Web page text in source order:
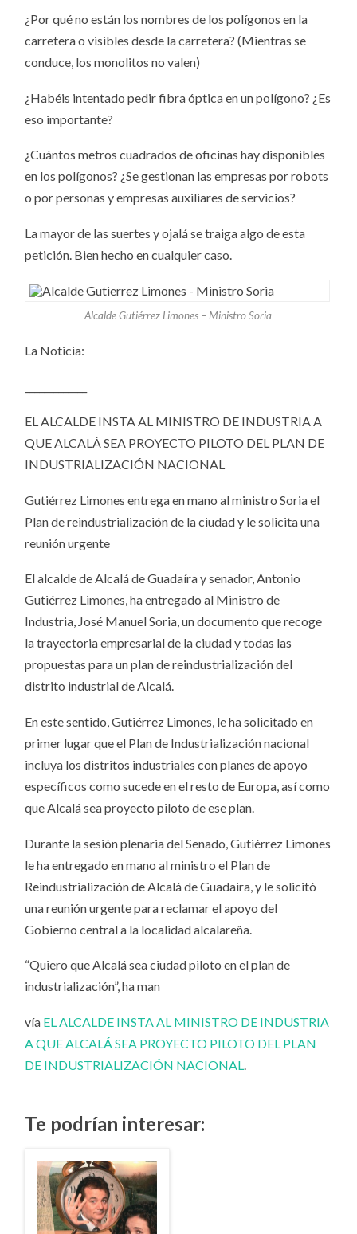
¿Por qué no están los nombres de los polígonos en la
carretera o visibles desde la carretera? (Mientras se
conduce, los monolitos no valen)
¿Habéis intentado pedir fibra óptica en un polígono? ¿Es
eso importante?
¿Cuántos metros cuadrados de oficinas hay disponibles
en los polígonos? ¿Se gestionan las empresas por robots
o por personas y empresas auxiliares de servicios?
La mayor de las suertes y ojalá se traiga algo de esta
petición. Bien hecho en cualquier caso.
Alcalde Gutiérrez Limones – Ministro Soria
La Noticia:
EL ALCALDE INSTA AL MINISTRO DE INDUSTRIA A
QUE ALCALÁ SEA PROYECTO PILOTO DEL PLAN DE
INDUSTRIALIZACIÓN NACIONAL
Gutiérrez Limones entrega en mano al ministro Soria el
Plan de reindustrialización de la ciudad y le solicita una
reunión urgente
El alcalde de Alcalá de Guadaíra y senador, Antonio
Gutiérrez Limones, ha entregado al Ministro de
Industria, José Manuel Soria, un documento que recoge
la trayectoria empresarial de la ciudad y todas las
propuestas para un plan de reindustrialización del
distrito industrial de Alcalá.
En este sentido, Gutiérrez Limones, le ha solicitado en
primer lugar que el Plan de Industrialización nacional
incluya los distritos industriales con planes de apoyo
específicos como sucede en el resto de Europa, así como
que Alcalá sea proyecto piloto de ese plan.
Durante la sesión plenaria del Senado, Gutiérrez Limones
le ha entregado en mano al ministro el Plan de
Reindustrialización de Alcalá de Guadaira, y le solicitó
una reunión urgente para reclamar el apoyo del
Gobierno central a la localidad alcalareña.
“Quiero que Alcalá sea ciudad piloto en el plan de
industrialización”, ha man
vía EL ALCALDE INSTA AL MINISTRO DE INDUSTRIA
A QUE ALCALÁ SEA PROYECTO PILOTO DEL PLAN
DE INDUSTRIALIZACIÓN NACIONAL
Te podrían interesar: